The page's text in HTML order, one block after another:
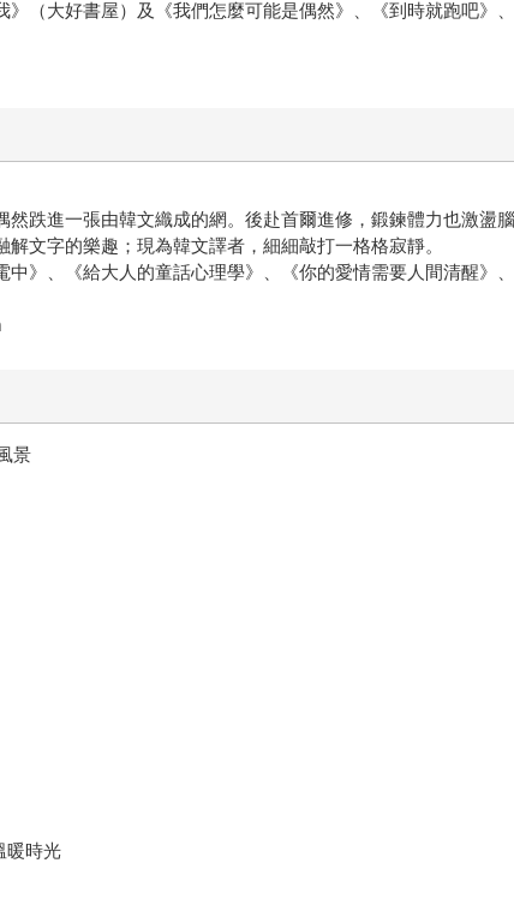
》（大好書屋）及《我們怎麼可能是偶然》、《到時就跑吧》
然跌進一張由韓文織成的網。後赴首爾進修，鍛鍊體力也激盪
文字的樂趣；現為韓文譯者，細細敲打一格格寂靜。
》、《給大人的童話心理學》、《你的愛情需要人間清醒》
景
暖時光